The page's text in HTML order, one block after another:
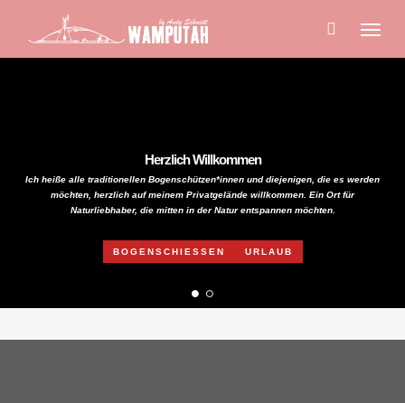
main
Menu
Herzlich Willkommen
Ich heiße alle traditionellen Bogenschützen*innen und diejenigen, die es werden
möchten, herzlich auf meinem Privatgelände willkommen. Ein Ort für
Naturliebhaber, die mitten in der Natur entspannen möchten.
BOGENSCHIESSEN URLAUB